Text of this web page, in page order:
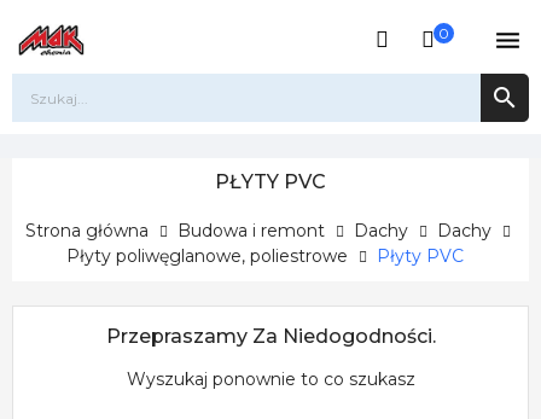
0 

PŁYTY PVC
Strona główna Budowa i remont Dachy
Dachy
Płyty poliwęglanowe, poliestrowe
Płyty PVC
Przepraszamy Za Niedogodności.
Wyszukaj ponownie to co szukasz